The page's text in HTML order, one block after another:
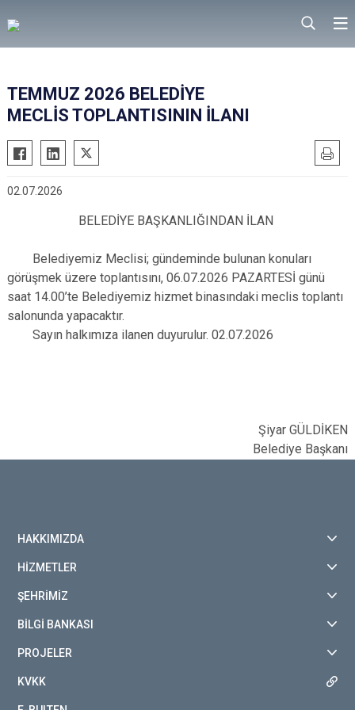
TEMMUZ 2026 BELEDİYE
MECLİS TOPLANTISININ İLANI
02.07.2026
BELEDİYE BAŞKANLIĞINDAN İLAN
Belediyemiz Meclisi; gündeminde bulunan konuları
görüşmek üzere toplantısını, 06.07.2026 PAZARTESİ günü
saat 14.00’te Belediyemiz hizmet binasındaki meclis toplantı
salonunda yapacaktır.
Sayın halkımıza ilanen duyurulur. 02.07.2026
Şiyar GÜLDİKEN
Belediye Başkanı
HAKKIMIZDA
HİZMETLER
ŞEHRİMİZ
BİLGİ BANKASI
PROJELER
KVKK